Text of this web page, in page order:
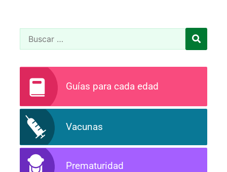
Guías para cada edad
Vacunas
Prematuridad